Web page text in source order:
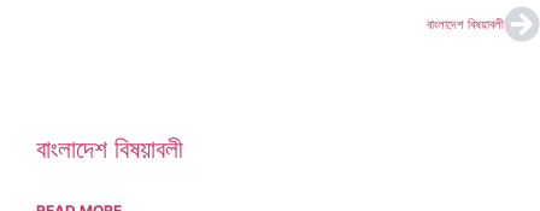
বাংলাদেশ বিষয়াবলী
বাংলাদেশ বিষয়াবলী